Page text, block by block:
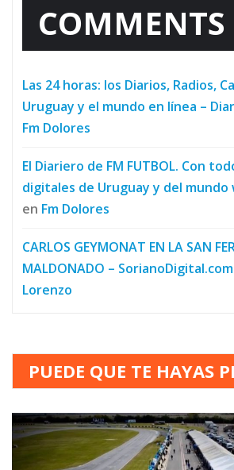
COMMENTS
Las 24 horas: los Diarios, Radios,
Uruguay y el mundo en línea –
Fm Dolores
El Diariero de FM FUTBOL. Con
digitales de Uruguay y del mundo
en Fm Dolores
CARLOS GEYMONAT EN LA SAN
MALDONADO – SorianoDigital.com
Lorenzo
PUEDE QUE TE HAYAS